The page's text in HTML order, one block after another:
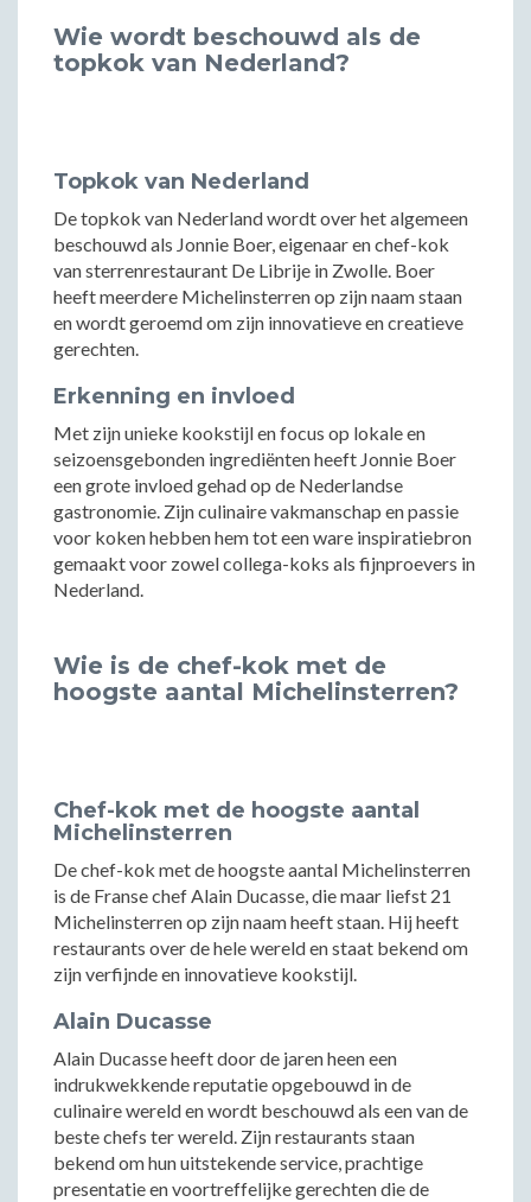
Wie wordt beschouwd als de
topkok van Nederland?
Topkok van Nederland
De topkok van Nederland wordt over het algemeen
beschouwd als Jonnie Boer, eigenaar en chef-kok
van sterrenrestaurant De Librije in Zwolle. Boer
heeft meerdere Michelinsterren op zijn naam staan
en wordt geroemd om zijn innovatieve en creatieve
gerechten.
Erkenning en invloed
Met zijn unieke kookstijl en focus op lokale en
seizoensgebonden ingrediënten heeft Jonnie Boer
een grote invloed gehad op de Nederlandse
gastronomie. Zijn culinaire vakmanschap en passie
voor koken hebben hem tot een ware inspiratiebron
gemaakt voor zowel collega-koks als fijnproevers in
Nederland.
Wie is de chef-kok met de
hoogste aantal Michelinsterren?
Chef-kok met de hoogste aantal
Michelinsterren
De chef-kok met de hoogste aantal Michelinsterren
is de Franse chef Alain Ducasse, die maar liefst 21
Michelinsterren op zijn naam heeft staan. Hij heeft
restaurants over de hele wereld en staat bekend om
zijn verfijnde en innovatieve kookstijl.
Alain Ducasse
Alain Ducasse heeft door de jaren heen een
indrukwekkende reputatie opgebouwd in de
culinaire wereld en wordt beschouwd als een van de
beste chefs ter wereld. Zijn restaurants staan
bekend om hun uitstekende service, prachtige
presentatie en voortreffelijke gerechten die de